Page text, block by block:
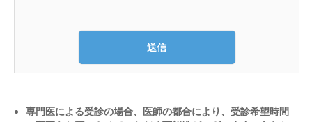
専門医による受診の場合、医師の都合により、受診希望時間